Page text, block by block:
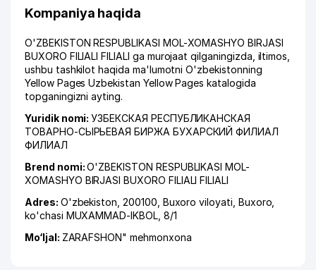
Kompaniya haqida
O'ZBEKISTON RESPUBLIKASI MOL-XOMASHYO BIRJASI
BUXORO FILIALI FILIALI ga murojaat qilganingizda, iltimos,
ushbu tashkilot haqida ma'lumotni O'zbekistonning
Yellow Pages Uzbekistan Yellow Pages katalogida
topganingizni ayting.
Yuridik nomi:УЗБЕКСКАЯ РЕСПУБЛИКАНСКАЯ
ТОВАРНО-СЫРЬЕВАЯ БИРЖА БУХАРСКИЙ ФИЛИАЛ
ФИЛИАЛ
Brend nomi:O'ZBEKISTON RESPUBLIKASI MOL-
XOMASHYO BIRJASI BUXORO FILIALI FILIALI
Adres: O'zbekiston, 200100, Buxoro viloyati Buxoro
ko'chasi MUXAMMAD-IKBOL, 8/1
Mo‘ljal: ZARAFSHON" mehmonxona